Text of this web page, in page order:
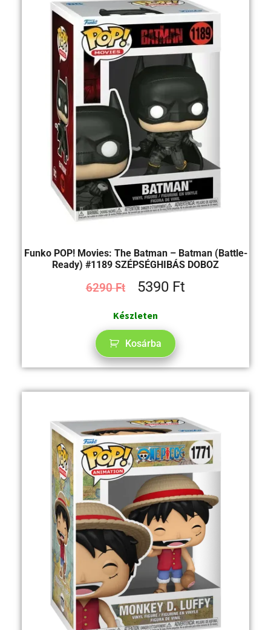
Funko POP! Movies: The Batman – Batman (Battle-
Ready) #1189 SZÉPSÉGHIBÁS DOBOZ
6290Ft 5390 Ft
Készleten
Kosárba